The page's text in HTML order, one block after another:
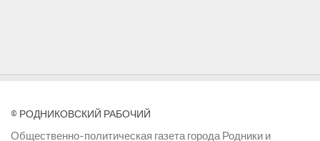
© РОДНИКОВСКИЙ РАБОЧИЙ
Общественно-политическая газета города Родники и